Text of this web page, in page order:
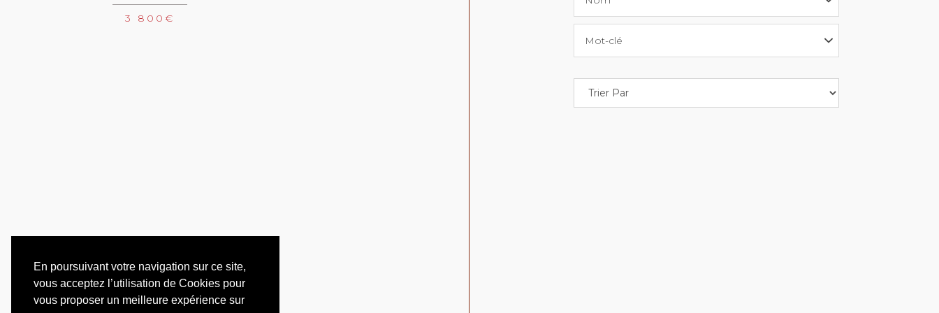
En poursuivant votre navigation sur ce site,
vous acceptez l’utilisation de Cookies pour
vous proposer un meilleure expérience sur
Mot-clé
3 800€